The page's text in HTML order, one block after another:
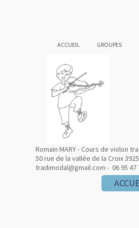
ACCUEIL GROUPES
Romain MARY - Cours de violon
50 rue de la vallée de la Croix
tradimodal@gmail.com - 06 95 47